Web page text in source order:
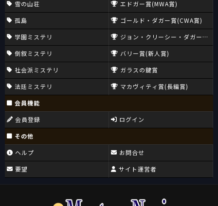
雪の山荘
孤島
学園ミステリ
倒叙ミステリ
社会派ミステリ
法廷ミステリ
エドガー賞(MWA賞)
ゴールド・ダガー賞(CWA賞)
ジョン・クリーシー・ダガー賞
バリー賞(新人賞)
ガラスの鍵賞
マカヴィティ賞(長編賞)
会員機能
会員登録
ログイン
その他
ヘルプ
要望
お問合せ
サイト運営者